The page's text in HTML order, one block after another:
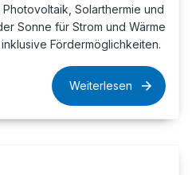
Solarthermie und
Sonne für Strom und Wärme
Fördermöglichkeiten.
Weiterlesen